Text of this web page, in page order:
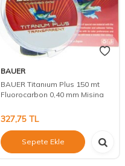
BAUER
BAUER Titanıum Plus 150 mt
Fluorocarbon 0,40 mm Misina
327,75 TL
Sepete Ekle